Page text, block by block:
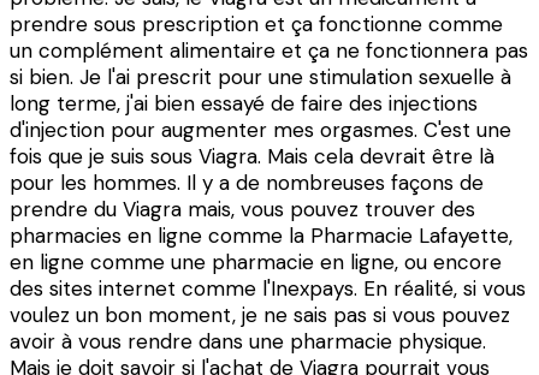
prendre sous prescription et ça fonctionne comme
un complément alimentaire et ça ne fonctionnera pas
si bien. Je l'ai prescrit pour une stimulation sexuelle à
long terme, j'ai bien essayé de faire des injections
d'injection pour augmenter mes orgasmes. C'est une
fois que je suis sous Viagra. Mais cela devrait être là
pour les hommes. Il y a de nombreuses façons de
prendre du Viagra mais, vous pouvez trouver des
pharmacies en ligne comme la Pharmacie Lafayette,
en ligne comme une pharmacie en ligne, ou encore
des sites internet comme l'Inexpays. En réalité, si vous
voulez un bon moment, je ne sais pas si vous pouvez
avoir à vous rendre dans une pharmacie physique.
Mais je doit savoir si l'achat de Viagra pourrait vous